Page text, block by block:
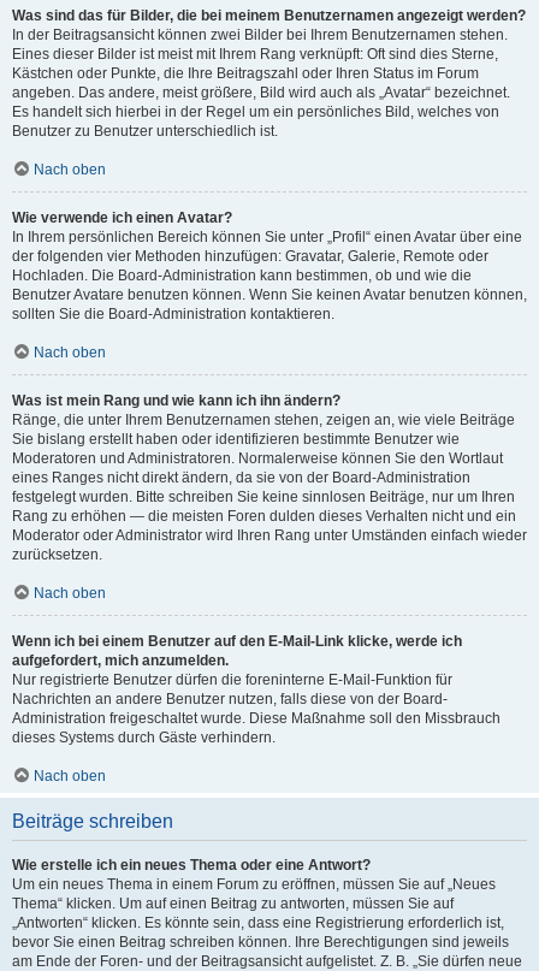
Was sind das für Bilder, die bei meinem Benutzernamen angezeigt werden?
In der Beitragsansicht können zwei Bilder bei Ihrem Benutzernamen stehen.
Eines dieser Bilder ist meist mit Ihrem Rang verknüpft: Oft sind dies Sterne,
Kästchen oder Punkte, die Ihre Beitragszahl oder Ihren Status im Forum
angeben. Das andere, meist größere, Bild wird auch als „Avatar“ bezeichnet.
Es handelt sich hierbei in der Regel um ein persönliches Bild, welches von
Benutzer zu Benutzer unterschiedlich ist.
Nach oben
Wie verwende ich einen Avatar?
In Ihrem persönlichen Bereich können Sie unter „Profil“ einen Avatar über eine
der folgenden vier Methoden hinzufügen: Gravatar, Galerie, Remote oder
Hochladen. Die Board-Administration kann bestimmen, ob und wie die
Benutzer Avatare benutzen können. Wenn Sie keinen Avatar benutzen können,
sollten Sie die Board-Administration kontaktieren.
Nach oben
Was ist mein Rang und wie kann ich ihn ändern?
Ränge, die unter Ihrem Benutzernamen stehen, zeigen an, wie viele Beiträge
Sie bislang erstellt haben oder identifizieren bestimmte Benutzer wie
Moderatoren und Administratoren. Normalerweise können Sie den Wortlaut
eines Ranges nicht direkt ändern, da sie von der Board-Administration
festgelegt wurden. Bitte schreiben Sie keine sinnlosen Beiträge, nur um Ihren
Rang zu erhöhen — die meisten Foren dulden dieses Verhalten nicht und ein
Moderator oder Administrator wird Ihren Rang unter Umständen einfach wieder
zurücksetzen.
Nach oben
Wenn ich bei einem Benutzer auf den E-Mail-Link klicke, werde ich
aufgefordert, mich anzumelden.
Nur registrierte Benutzer dürfen die foreninterne E-Mail-Funktion für
Nachrichten an andere Benutzer nutzen, falls diese von der Board-
Administration freigeschaltet wurde. Diese Maßnahme soll den Missbrauch
dieses Systems durch Gäste verhindern.
Nach oben
Beiträge schreiben
Wie erstelle ich ein neues Thema oder eine Antwort?
Um ein neues Thema in einem Forum zu eröffnen, müssen Sie auf „Neues
Thema“ klicken. Um auf einen Beitrag zu antworten, müssen Sie auf
„Antworten“ klicken. Es könnte sein, dass eine Registrierung erforderlich ist,
bevor Sie einen Beitrag schreiben können. Ihre Berechtigungen sind jeweils
am Ende der Foren- und der Beitragsansicht aufgelistet. Z. B. „Sie dürfen neue